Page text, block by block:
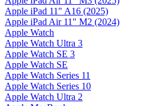
Apple iPad 11" A16 (2025)
Apple iPad Air 11" M2 (2024)
Apple Watch
Apple Watch Ultra 3
Apple Watch SE 3
Apple Watch SE
Apple Watch Series 11
Apple Watch Series 10
Apple Watch Ultra 2